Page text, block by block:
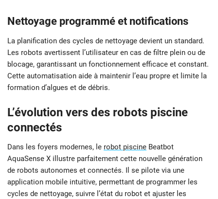
Nettoyage programmé et notifications
La planification des cycles de nettoyage devient un standard.
Les robots avertissent l’utilisateur en cas de filtre plein ou de
blocage, garantissant un fonctionnement efficace et constant.
Cette automatisation aide à maintenir l’eau propre et limite la
formation d’algues et de débris.
L’évolution vers des robots piscine
connectés
Dans les foyers modernes, le robot piscine Beatbot
AquaSense X illustre parfaitement cette nouvelle génération
de robots autonomes et connectés. Il se pilote via une
application mobile intuitive, permettant de programmer les
cycles de nettoyage, suivre l’état du robot et ajuster les